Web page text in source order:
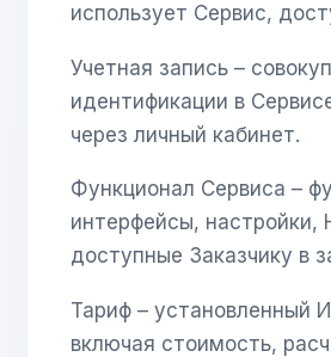
использует Сервис,
Учетная запись –
идентификации в
через личный кабинет.
Функционал Сервиса –
интерфейсы, настройки,
доступные Заказчику в
Тариф – установленный
включая стоимость,